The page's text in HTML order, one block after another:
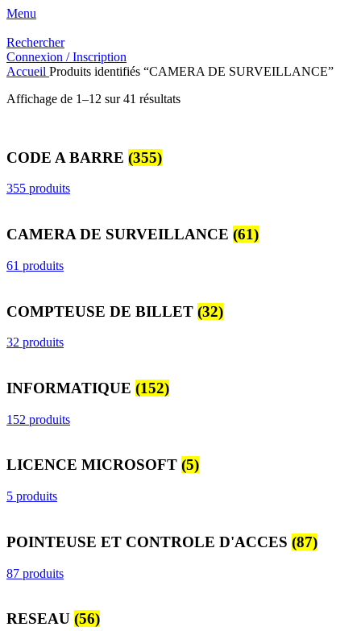
Menu
Rechercher
Connexion / Inscription
Accueil Produits identifiés “CAMERA DE SURVEILLANCE”
Affichage de 1–12 sur 41 résultatsTrié
CODE A BARRE (355)
355 produits
CAMERA DE SURVEILLANCE (61)
61 produits
COMPTEUSE DE BILLET (32)
32 produits
INFORMATIQUE (152)
152 produits
LICENCE MICROSOFT (5)
5 produits
POINTEUSE ET CONTROLE D'ACCES (87)
87 produits
RESEAU (56)